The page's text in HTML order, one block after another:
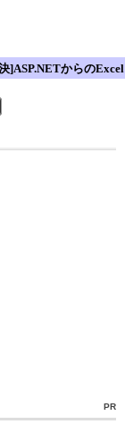
]ASP.NETからのExcel
PR